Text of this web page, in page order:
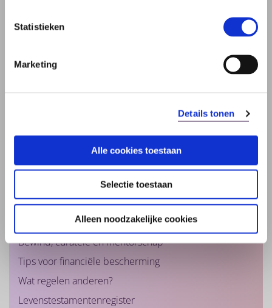
Statistieken
Marketing
Details tonen
Alle cookies toestaan
Selectie toestaan
Alleen noodzakelijke cookies
Levenstestament: wat is dat?
Stappenplan
Wilsbekwaamheid en dementie
Herroepen of wijzigen levenstestament
Vertegenwoordiger
Bewind, curatele en mentorschap
Tips voor financiële bescherming
Wat regelen anderen?
Levenstestamentenregister